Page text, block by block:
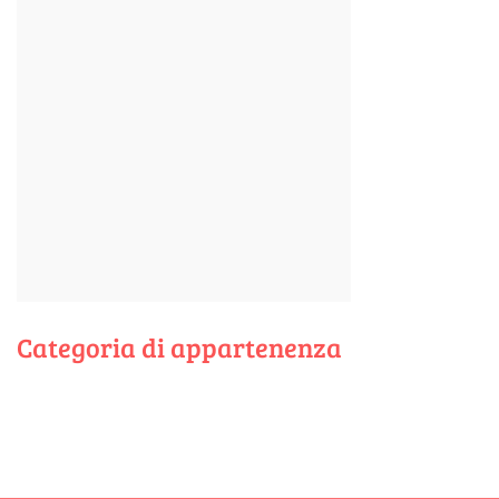
Categoria di appartenenza